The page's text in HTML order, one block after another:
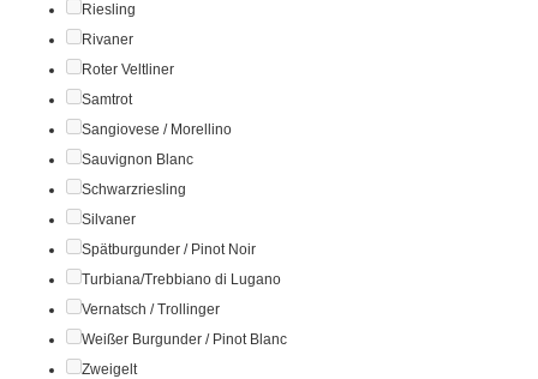
Riesling
Rivaner
Roter Veltliner
Samtrot
Sangiovese / Morellino
Sauvignon Blanc
Schwarzriesling
Silvaner
Spätburgunder / Pinot Noir
Turbiana/Trebbiano di Lugano
Vernatsch / Trollinger
Weißer Burgunder / Pinot Blanc
Zweigelt